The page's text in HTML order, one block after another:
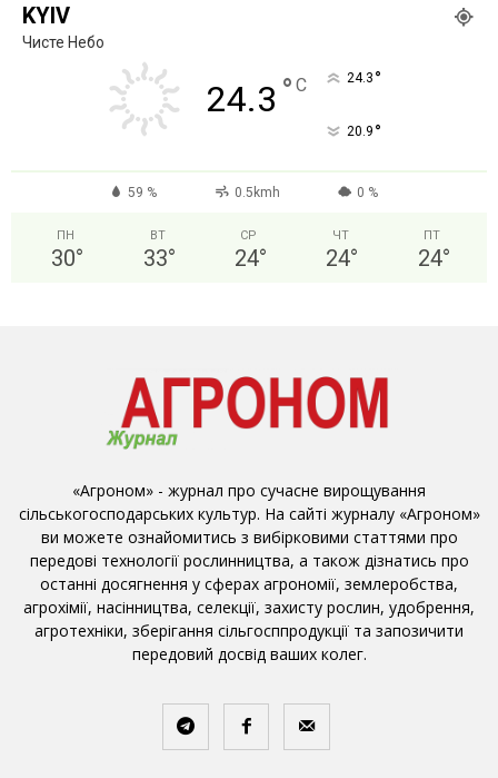
KYIV
Чисте Небо
24.3 ° C 24.3 °
20.9 °
59 % 0.5kmh 0 %
ПН
30°
ВТ
33°
СР
24°
ЧТ
24°
ПТ
24°
«Агроном» - журнал про сучасне вирощування
сільськогосподарських культур. На сайті журналу «Агроном»
ви можете ознайомитись з вибірковими статтями про
передові технології рослинництва, а також дізнатись про
останні досягнення у сферах агрономії, землеробства,
агрохімії, насінництва, селекції, захисту рослин, удобрення,
агротехніки, зберігання сільгосппродукції та запозичити
передовий досвід ваших колег.